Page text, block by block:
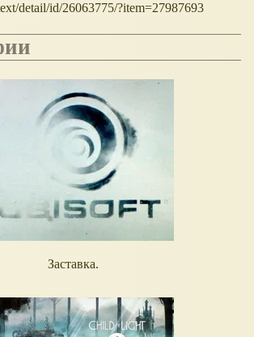
detail/id/26063775/?item=27987693
Заставка.